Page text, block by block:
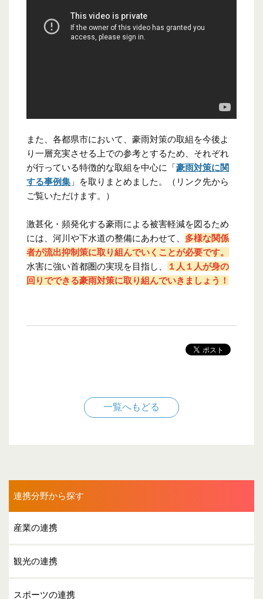
また、各都県市において、豪雨対策の取組を今後よ
り一層充実させる上での参考とするため、それぞれ
が行っている特徴的な取組を中心に「豪雨対策に関
する事例集 」を取りまとめました。（リンク先から
ご覧いただけます。）
激甚化・頻発化する豪雨による被害軽減を図るため
には、河川や下水道の整備にあわせて、 多様な関係
者が流出抑制策に取り組んでいくことが必要です。
水害に強い首都圏の実現を目指し、
１人１人が身の
回りでできる豪雨対策に取り組んでいきましょう！
一覧へもどる
連携分野から探す
産業の連携
観光の連携
スポーツの連携